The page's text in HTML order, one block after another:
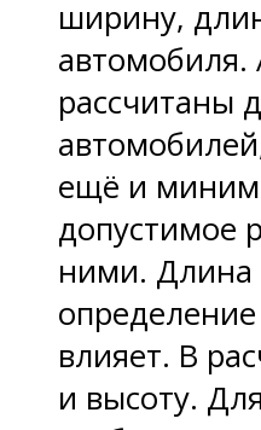
ширину,
автомобиля.
рассчитаны
ещё и
допустимое
ними. Длина
влияет. В
и высоту.